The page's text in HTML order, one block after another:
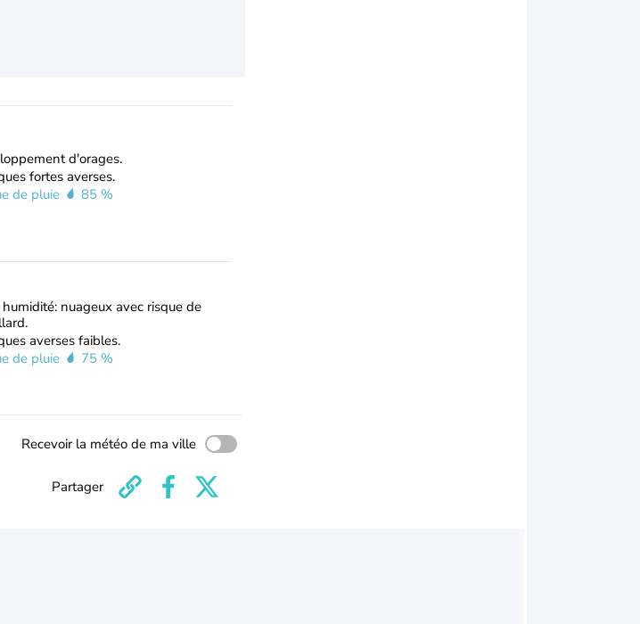
d'orages.
fortes averses.
de pluie
85 %
humidité: nuageux avec risque de
averses faibles.
de pluie
75 %
Recevoir la météo de ma ville
Partager